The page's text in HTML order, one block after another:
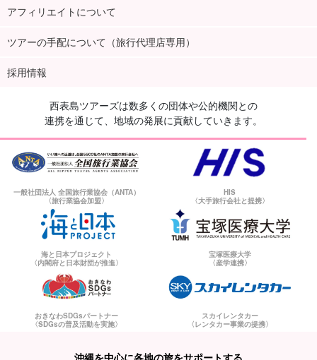
アフィリエイトについて
ツアーの手配について（旅行代理店専用）
採用情報
西表島ツアーズは数多くの団体や公的機関との
連携を通じて、地域の発展に貢献していきます。
一般社団法人 全国旅行業協会（ANTA）
〈旅行業協会加盟〉
HIS
〈大手旅行会社と提携〉
海と日本プロジェクト
〈内閣府と日本財団が推進〉
宝塚医療大学
〈産学連携〉
おきなわSDGsパートナー
〈SDGsの普及活動を実施〉
スカイレンタカー
〈レンタカー事業の提携〉
沖縄を中心に各地の旅をサポートする